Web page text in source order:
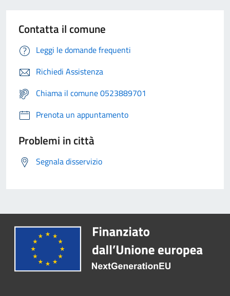
Contatta il comune
Leggi le domande frequenti
Richiedi Assistenza
Chiama il comune 0523889701
Prenota un appuntamento
Problemi in città
Segnala disservizio